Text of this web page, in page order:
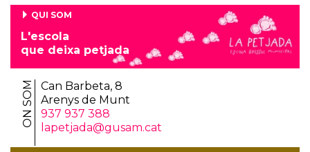
QUI SOM
L'escola
que deixa petjada
ON SOM
Can Barbeta, 8
Arenys de Munt
937 937 388
lapetjada@gusam.cat